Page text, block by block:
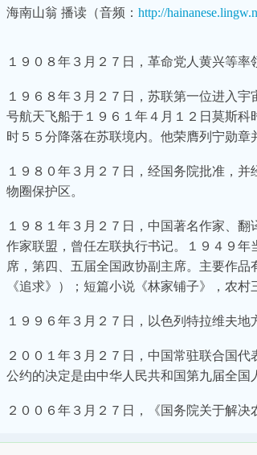
海南山翁 播读（音频： http://
１９０８年３月２７日，革命党人黄兴等率
１９６８年３月２７日，苏联第一位进入
号航天飞船于１９６１年４月１２日莫斯
时５５分降落在苏联境内。他荣膺列宁勋章
１９８０年３月２７日，经国务院批准，
物圈保护区。
１９８１年３月２７日，中国著名作家、
作家联盟，曾任左联执行书记。１９４９
席，第四、五届全国政协副主席。主要作
《追求》）；短篇小说《林家铺子》，农
１９９６年３月２７日，以色列特拉维夫
２００１年３月２７日，中国常驻联合国
公约的决定是由中华人民共和国第九届全国
２００６年３月２７日，《国务院关于解决